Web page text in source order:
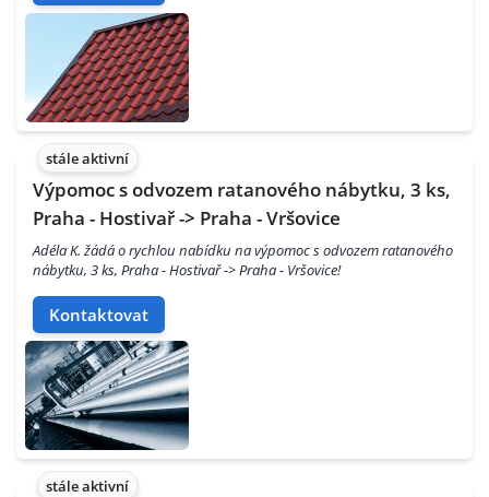
stále aktivní
Výpomoc s odvozem ratanového nábytku, 3 ks,
Praha - Hostivař -> Praha - Vršovice
Adéla K. žádá o rychlou nabídku na výpomoc s odvozem ratanového
nábytku, 3 ks, Praha - Hostivař -> Praha - Vršovice!
Kontaktovat
stále aktivní